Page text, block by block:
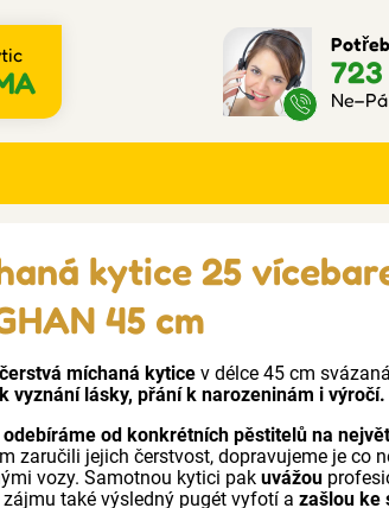
kytice 25
45 cm
čerstvá míchaná kytice v délce 45 cm
vyznání lásky, přání k narozeninám i výročí.
odebíráme od konkrétních pěstitelů na
zaručili jejich čerstvost, dopravujeme je co
vozy. Samotnou kytici pakuvážou
zájmu také výsledný pugét vyfotí azašlou ke